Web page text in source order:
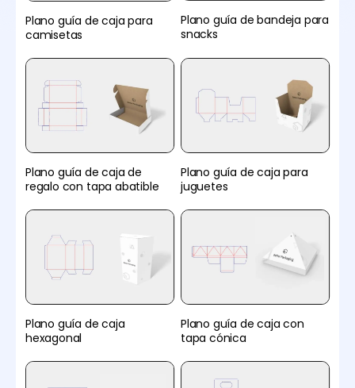
Plano guía de caja para
camisetas
Plano guía de bandeja para
snacks
Plano guía de caja de
regalo con tapa abatible
Plano guía de caja para
juguetes
Plano guía de caja
hexagonal
Plano guía de caja con
tapa cónica